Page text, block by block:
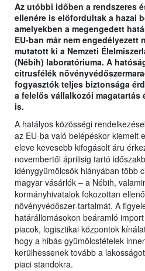
Az utóbbi időben a rendszeres
ellenére is előfordultak a hazai
amelyekben a megengedett
EU-ban már nem engedélyezett
mutatott ki a Nemzeti
(Nébih) laboratóriuma. A
citrusfélék
fogyasztók teljes biztonsága
a felelős vállalkozói
is.
A hatályos közösségi
az EU-ba való belépéskor kiemelt
eleve kevesebb kifogásolt áru
novembertől áprilisig tartó
idénygyümölcsök hiányában több
magyar vásárlók – a Nébih,
kormányhivatalok fokozottan
növényvédőszer-tartalmát. A
határállomásokon beáramló
piacok, logisztikai központok
hogy a hibás gyümölcstételek
kerülhessenek tovább a
piaci standokra.